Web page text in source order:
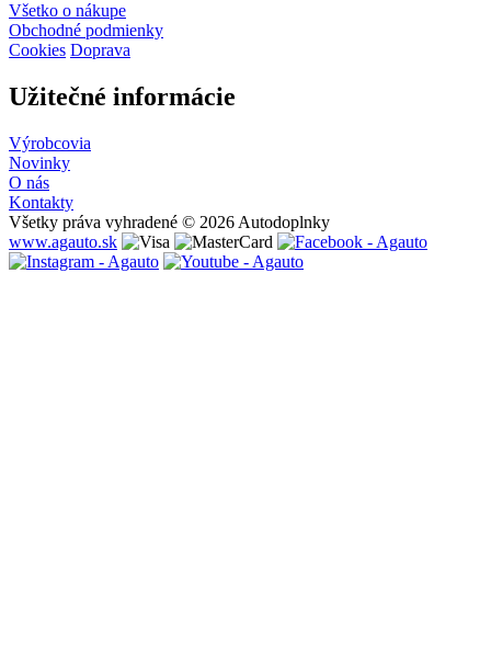
Všetko o nákupe
Obchodné podmienky
Cookies Doprava
Užitečné informácie
Výrobcovia
Novinky
O nás
Kontakty
Všetky práva vyhradené © 2026 Autodoplnky
www.agauto.sk